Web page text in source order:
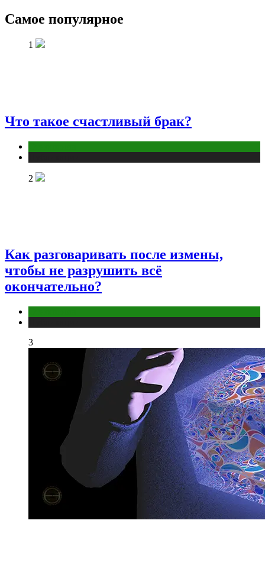
Самое популярное
1
Что такое счастливый брак?
2
Как разговаривать после измены,
чтобы не разрушить всё
окончательно?
3